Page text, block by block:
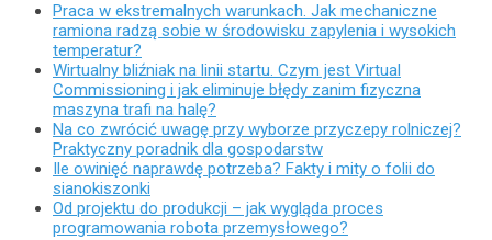
Praca w ekstremalnych warunkach. Jak mechaniczne
ramiona radzą sobie w środowisku zapylenia i wysokich
temperatur?
Wirtualny bliźniak na linii startu. Czym jest Virtual
Commissioning i jak eliminuje błędy zanim fizyczna
maszyna trafi na halę?
Na co zwrócić uwagę przy wyborze przyczepy rolniczej?
Praktyczny poradnik dla gospodarstw
Ile owinięć naprawdę potrzeba? Fakty i mity o folii do
sianokiszonki
Od projektu do produkcji – jak wygląda proces
programowania robota przemysłowego?